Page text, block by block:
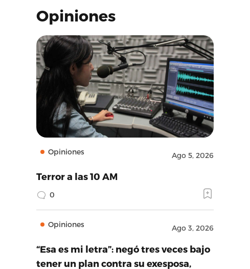
Opiniones
Opiniones Ago 5, 2026
Terror a las 10 AM
0
Opiniones Ago 3, 2026
“Esa es mi letra”: negó tres veces bajo
tener un plan contra su exesposa,